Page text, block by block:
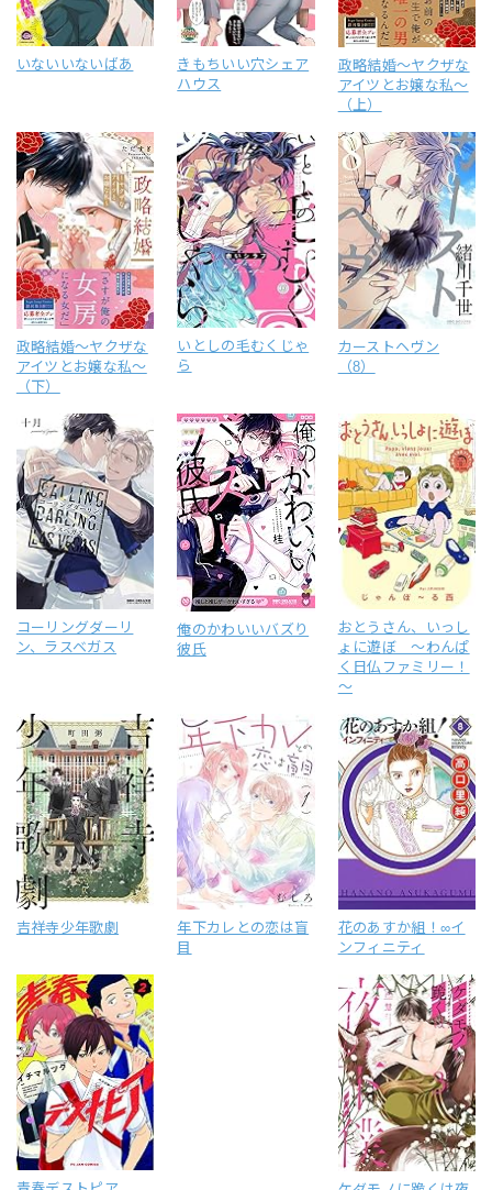
いないいないばあ
きもちいい穴シェア
ハウス
政略結婚～ヤクザな
アイツとお嬢な私～
（上）
政略結婚～ヤクザな
アイツとお嬢な私～
（下）
いとしの毛むくじゃ
ら
カーストヘヴン
（8）
コーリングダーリ
ン、ラスベガス
俺のかわいいバズり
彼氏
おとうさん、いっし
ょに遊ぼ ～わんぱ
く日仏ファミリー！
～
吉祥寺少年歌劇
年下カレとの恋は盲
目
花のあすか組！∞イ
ンフィニティ